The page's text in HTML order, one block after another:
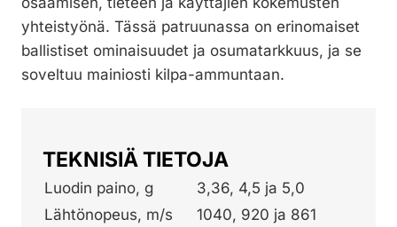
yhteistyönä. Tässä patruunassa on erinomaiset
ballistiset ominaisuudet ja osumatarkkuus, ja se
soveltuu mainiosti kilpa-ammuntaan.
TEKNISIÄ TIETOJA
Luodin paino, g
3,36, 4,5 ja 5,0
Lähtönopeus, m/s
1040, 920 ja 861